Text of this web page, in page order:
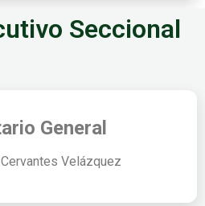
Seccional
General
Velázquez